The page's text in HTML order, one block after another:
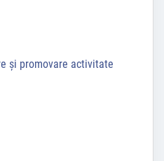
și promovare activitate